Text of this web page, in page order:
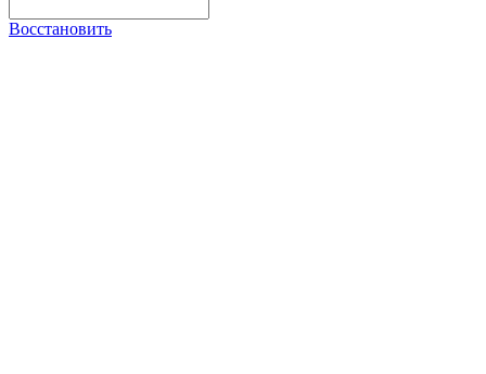
Восстановить